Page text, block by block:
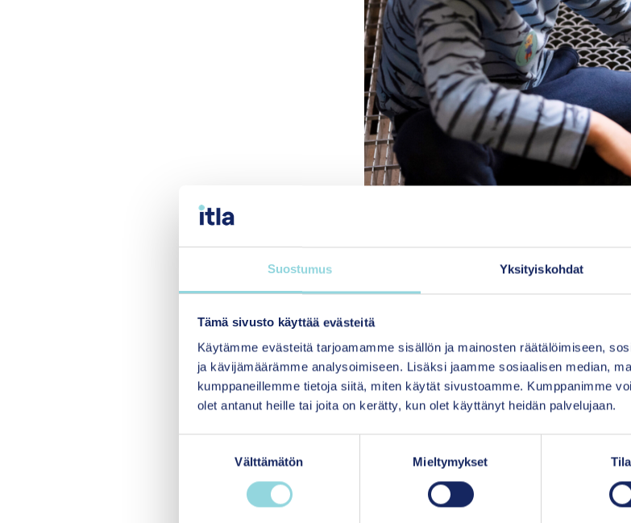
Suostumus Yksityiskohdat
Tämä sivusto käyttää evästeitä
Käytämme evästeitä tarjoamamme sisällön ja mainosten räätälöimiseen,
ja kävijämäärämme analysoimiseen. Lisäksi jaamme sosiaalisen median,
kumppaneillemme tietoja siitä, miten käytät sivustoamme. Kumppanimme
olet antanut heille tai joita on kerätty, kun olet käyttänyt heidän palvelujaan.
Välttämätön Mieltymykset
Joskus suuretkin menetelmän
menetelmän hyväksyttävyyteen,
systemaattisesti ja muokkaukset
Muokkaustarpeiden